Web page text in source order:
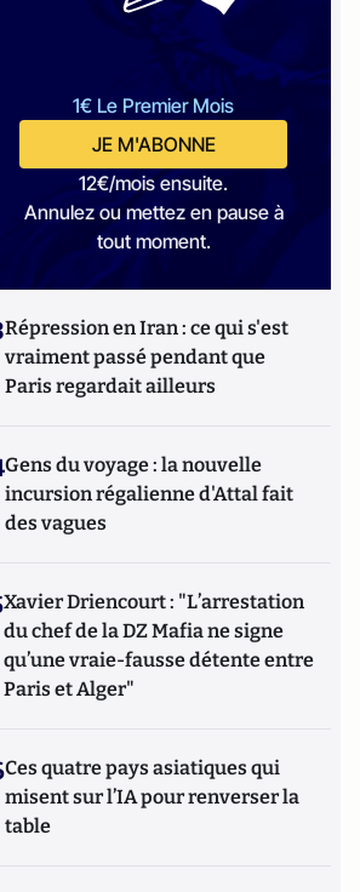
1€ Le Premier Mois
JE M'ABONNE
12€/mois ensuite.
Annulez ou mettez en pause à
tout moment.
Répression en Iran : ce qui s'est
vraiment passé pendant que
Paris regardait ailleurs
Gens du voyage : la nouvelle
incursion régalienne d'Attal fait
des vagues
Xavier Driencourt : "L’arrestation
du chef de la DZ Mafia ne signe
qu’une vraie-fausse détente entre
Paris et Alger"
Ces quatre pays asiatiques qui
misent sur l’IA pour renverser la
table